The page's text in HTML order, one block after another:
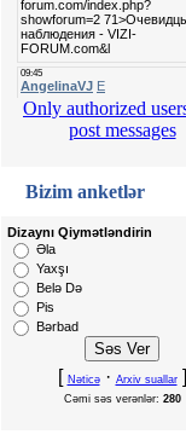
Only authorized
post messages
Bizim anketlər
Dizaynı Qiymətləndirin
Əla
Yaxşı
Belə Də
Pis
Bərbad
[ Nəticə· Arxiv suallar]
Cəmi səs verənlər: 280